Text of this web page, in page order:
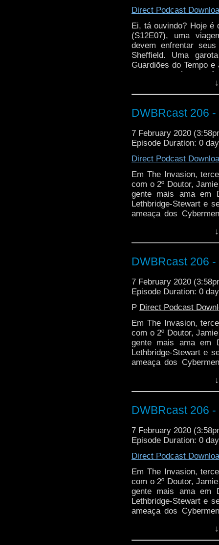
Direct Podcast
Ei, tá ouvindo? Hoje é
(S12E07), uma
devem enfrentar
Sheffield. Uma
Guardiões do Tempo
DWBRcast 206
7 February 2020
Episode Duration: 0
Direct Podcast
Em The Invasion,
com o 2º Doutor,
gente mais ama em
Lethbridge-Stewart e
ameaça dos
DWBRcast 206
7 February 2020
Episode Duration: 0
P Direct Podcast
Em The Invasion,
com o 2º Doutor,
gente mais ama em
Lethbridge-Stewart e
ameaça dos
DWBRcast 206
7 February 2020
Episode Duration: 0
Direct Podcast
Em The Invasion,
com o 2º Doutor,
gente mais ama em
Lethbridge-Stewart e
ameaça dos